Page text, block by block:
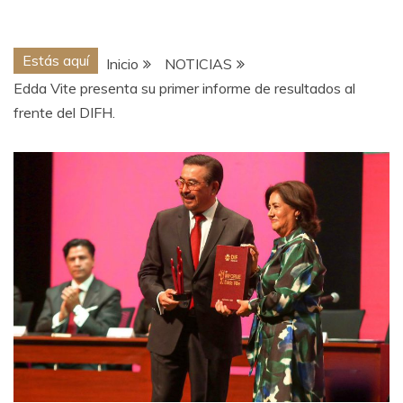
Estás aquí Inicio
NOTICIAS
Edda Vite presenta su primer informe de resultados al
frente del DIFH.